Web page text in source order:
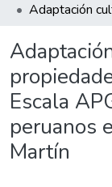
Escala
peruanos
Martín